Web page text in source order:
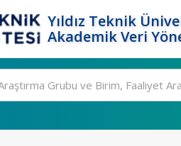
Yıldız Teknik
Akademik Veri